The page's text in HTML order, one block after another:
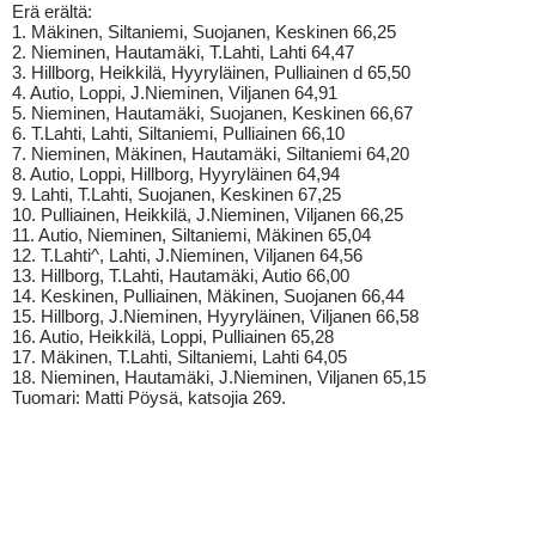
Erä erältä:
1. Mäkinen, Siltaniemi, Suojanen, Keskinen 66,25
2. Nieminen, Hautamäki, T.Lahti, Lahti 64,47
3. Hillborg, Heikkilä, Hyyryläinen, Pulliainen d 65,50
4. Autio, Loppi, J.Nieminen, Viljanen 64,91
5. Nieminen, Hautamäki, Suojanen, Keskinen 66,67
6. T.Lahti, Lahti, Siltaniemi, Pulliainen 66,10
7. Nieminen, Mäkinen, Hautamäki, Siltaniemi 64,20
8. Autio, Loppi, Hillborg, Hyyryläinen 64,94
9. Lahti, T.Lahti, Suojanen, Keskinen 67,25
10. Pulliainen, Heikkilä, J.Nieminen, Viljanen 66,25
11. Autio, Nieminen, Siltaniemi, Mäkinen 65,04
12. T.Lahti^, Lahti, J.Nieminen, Viljanen 64,56
13. Hillborg, T.Lahti, Hautamäki, Autio 66,00
14. Keskinen, Pulliainen, Mäkinen, Suojanen 66,44
15. Hillborg, J.Nieminen, Hyyryläinen, Viljanen 66,58
16. Autio, Heikkilä, Loppi, Pulliainen 65,28
17. Mäkinen, T.Lahti, Siltaniemi, Lahti 64,05
18. Nieminen, Hautamäki, J.Nieminen, Viljanen 65,15
Tuomari: Matti Pöysä, katsojia 269.